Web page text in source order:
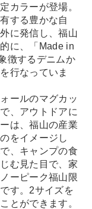
カラーが登場。
する豊かな自
に発信し、福山
に、「Made in
徴するデニムか
行なっていま
ールのマグカッ
、アウトドアに
は、福山の産業
をイメージし
、キャンプの食
む見た目で、家
ーピーク福山限
す。2サイズを
とができます。